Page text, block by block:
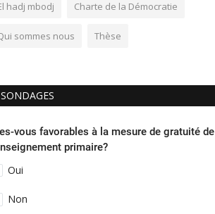
hadj mbodj Charte de la Démocratie
sommes nous Thèse
SONDAGES
vous favorables à la mesure de gratuité de
primaire?
Oui
Non